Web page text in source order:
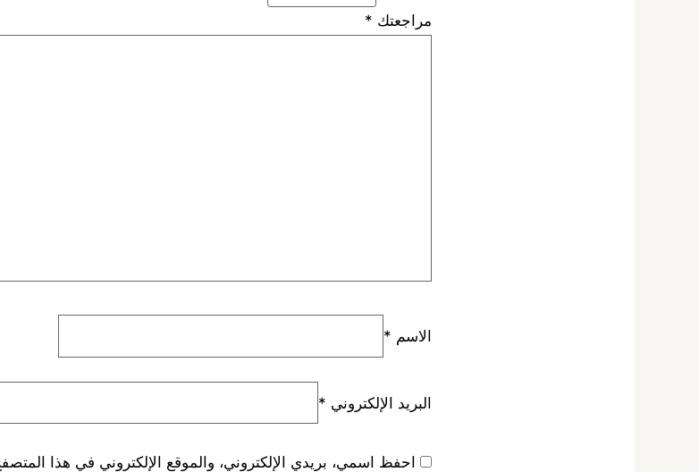
مراجعتك *
الاسم *
البريد الإلكتروني *
احفظ اسمي، بريدي الإلكتروني، والموقع الإلكتروني في هذا